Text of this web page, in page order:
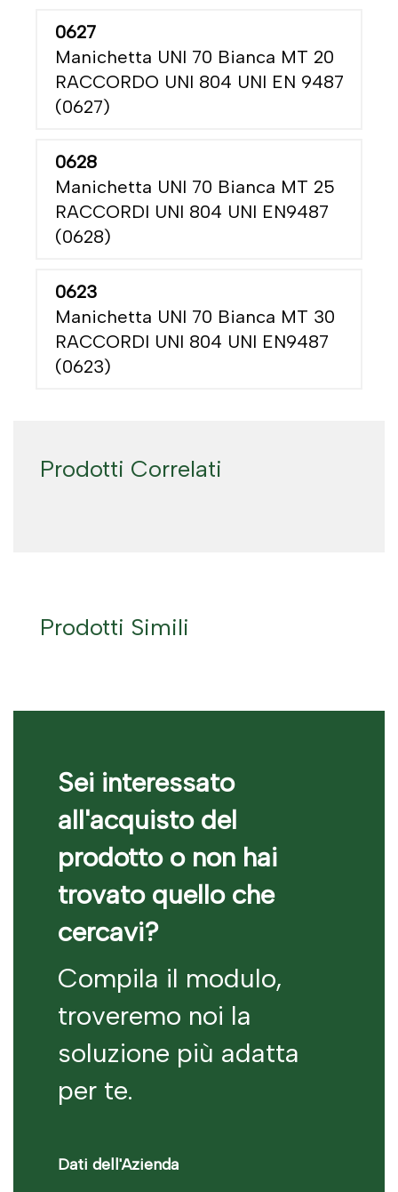
0627
Manichetta UNI 70 Bianca MT 20
RACCORDO UNI 804 UNI EN 9487
(0627)
0628
Manichetta UNI 70 Bianca MT 25
RACCORDI UNI 804 UNI EN9487
(0628)
0623
Manichetta UNI 70 Bianca MT 30
RACCORDI UNI 804 UNI EN9487
(0623)
Prodotti Correlati
Prodotti Simili
Sei interessato
all'acquisto del
prodotto o non hai
trovato quello che
cercavi?
Compila il modulo,
troveremo noi la
soluzione più adatta
per te.
Dati dell'Azienda